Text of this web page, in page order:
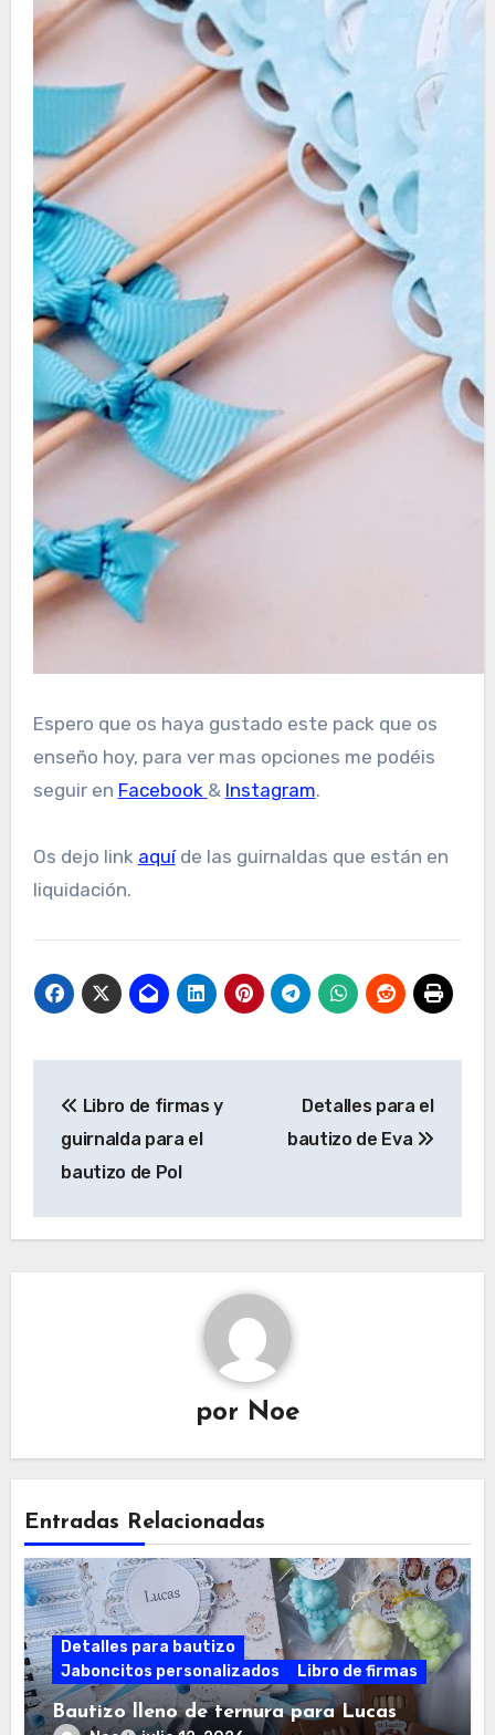
Espero que os haya gustado este pack que os
enseño hoy, para ver mas opciones me podéis
seguir en Facebook & Instagram.
Os dejo link aquíde las guirnaldas que están en
liquidación.
de
entradas
Libro de firmas y
guirnalda para el
bautizo de Pol
Detalles para el
bautizo de Eva
por Noe
Entradas Relacionadas
Detalles para bautizo
Jaboncitos personalizados
Libro de firmas
Bautizo lleno de ternura para Lucas